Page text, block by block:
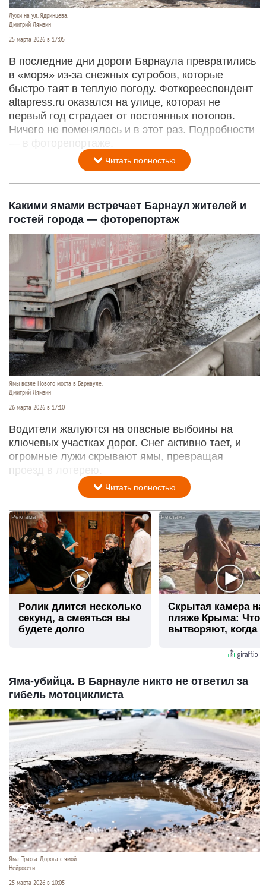
Лужи на ул. Ядринцева.
Дмитрий Лямзин
25 марта 2026 в 17:05
В последние дни дороги Барнаула превратились
в «моря» из-за снежных сугробов, которые
быстро таят в теплую погоду. Фоткорееспондент
altapress.ru оказался на улице, которая не
первый год страдает от постоянных потопов.
Ничего не поменялось и в этот раз. Подробности
— в фоторепортаже.
Читать полностью
Какими ямами встречает Барнаул жителей и
гостей города — фоторепортаж
Ямы возле Нового моста в Барнауле.
Дмитрий Лямзин
26 марта 2026 в 17:10
Водители жалуются на опасные выбоины на
ключевых участках дорог. Снег активно тает, и
огромные лужи скрывают ямы, превращая
проезд в лотерею.
Читать полностью
Ролик длится несколько
секунд, а смеяться вы
будете долго
Скрытая камера на
пляже Крыма: Что
вытворяют, когда
Яма-убийца. В Барнауле никто не ответил за
гибель мотоциклиста
Яма. Трасса. Дорога с ямой.
Нейросети
25 марта 2026 в 10:05